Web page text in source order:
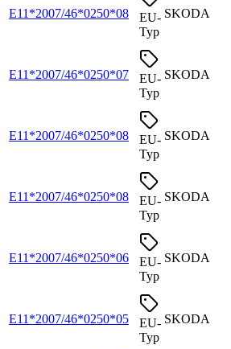
E11*2007/46*0250*08
EU-
Typ
SKODA
E11*2007/46*0250*07
EU-
Typ
SKODA
E11*2007/46*0250*08
EU-
Typ
SKODA
E11*2007/46*0250*08
EU-
Typ
SKODA
E11*2007/46*0250*06
EU-
Typ
SKODA
E11*2007/46*0250*05
EU-
Typ
SKODA